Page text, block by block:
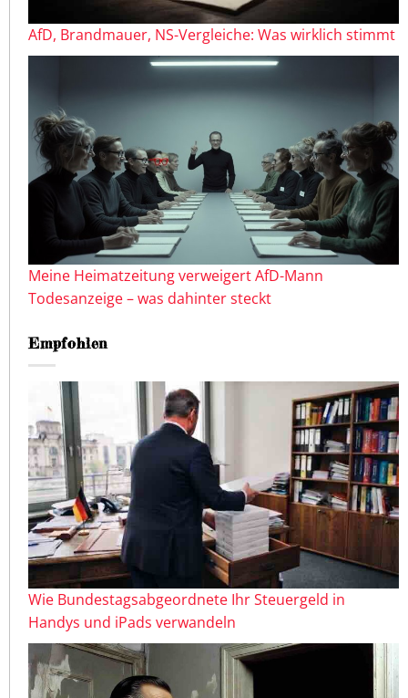
AfD, Brandmauer, NS-Vergleiche: Was wirklich stimmt
Meine Heimatzeitung verweigert AfD-Mann
Todesanzeige – was dahinter steckt
Empfohlen
Wie Bundestagsabgeordnete Ihr Steuergeld in
Handys und iPads verwandeln